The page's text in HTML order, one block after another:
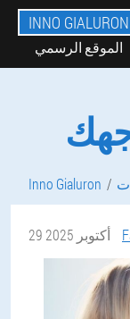
INNO GIALURON
الموقع الرسمي
Inno Gialuron
29 أكتوبر 2025